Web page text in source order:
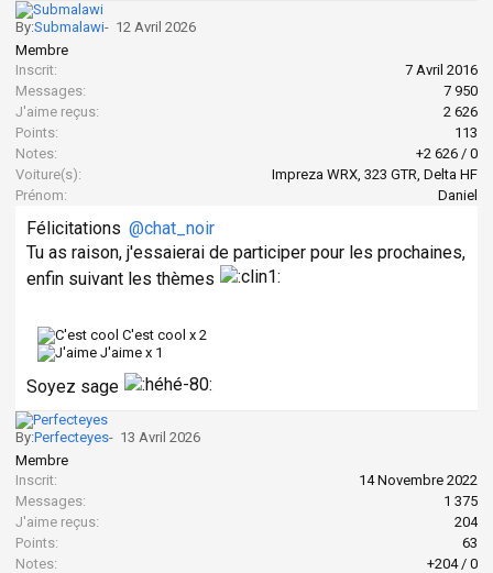
By:Submalawi- 12 Avril 2026
Membre
Inscrit:
7 Avril 2016
Messages:
7 950
J'aime reçus:
2 626
Points:
113
Notes:
+2 626/ 0
Voiture(s):
Impreza WRX, 323 GTR, Delta HF
Prénom:
Daniel
Félicitations @chat_noir
Tu as raison, j'essaierai de participer pour les prochaines,
enfin suivant les thèmes
C'est cool x2
J'aime x 1
Soyez sage
By:Perfecteyes- 13 Avril 2026
Membre
Inscrit:
14 Novembre 2022
Messages:
1 375
J'aime reçus:
204
Points:
63
Notes:
+204/ 0